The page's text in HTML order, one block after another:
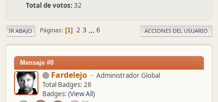
Total de votos: 32
IR ABAJO Páginas 1 2 3 ... 6 ACCIONES DEL USUARIO
Mensaje #0
Fardelejo
Administrador Global
Total Badges: 28
Badges: (View All)